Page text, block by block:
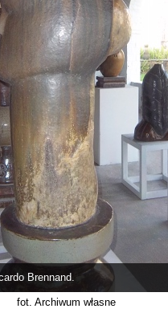
Brennand.
fot. Archiwum własne